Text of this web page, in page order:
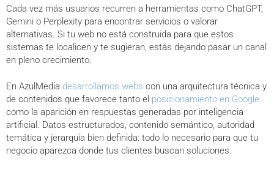
Cada vez más usuarios recurren a herramientas como ChatGPT,
Gemini o Perplexity para encontrar servicios o valorar
alternativas. Si tu web no está construida para que estos
sistemas te localicen y te sugieran, estás dejando pasar un canal
en pleno crecimiento.
En AzulMedia desarrollamos webs con una arquitectura técnica y
de contenidos que favorece tanto el posicionamiento en Google
como la aparición en respuestas generadas por inteligencia
artificial. Datos estructurados, contenido semántico, autoridad
temática y jerarquía bien definida: todo lo necesario para que tu
negocio aparezca donde tus clientes buscan soluciones.